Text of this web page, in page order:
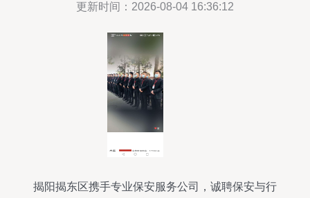
更新时间：2026-08-04 16:36:12
揭阳揭东区携手专业保安服务公司，诚聘保安与行